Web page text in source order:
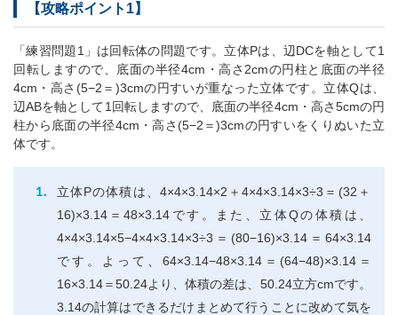
【攻略ポイント1】
「練習問題1」は回転体の問題です。立体Pは、辺DCを軸として1
回転しますので、底面の半径4cm・高さ2cmの円柱と底面の半径
4cm・高さ(5−2＝)3cmの円すいが重なった立体です。立体Qは、
辺ABを軸として1回転しますので、底面の半径4cm・高さ5cmの円
柱から底面の半径4cm・高さ(5−2＝)3cmの円すいをくりぬいた立
体です。
立体Pの体積は、4×4×3.14×2＋4×4×3.14×3÷3＝(32＋
16)×3.14＝48×3.14です。また、立体Qの体積は、
4×4×3.14×5−4×4×3.14×3÷3＝(80−16)×3.14＝64×3.14
です。よって、64×3.14−48×3.14＝(64−48)×3.14＝
16×3.14＝50.24より、体積の差は、50.24立方cmです。
3.14の計算はできるだけまとめて行うことに改めて気を